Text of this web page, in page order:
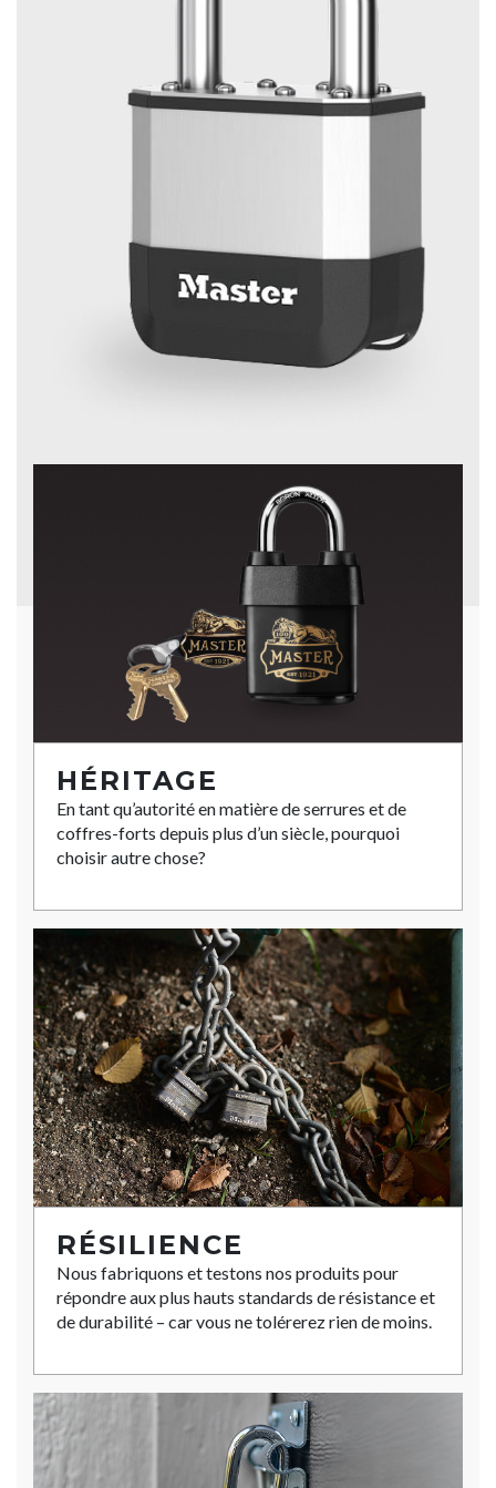
HÉRITAGE
En tant qu’autorité en matière de serrures et de
coffres-forts depuis plus d’un siècle, pourquoi
choisir autre chose?
RÉSILIENCE
Nous fabriquons et testons nos produits pour
répondre aux plus hauts standards de résistance et
de durabilité – car vous ne tolérerez rien de moins.